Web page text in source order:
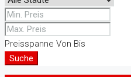
Preisspanne Von Bis
Suche